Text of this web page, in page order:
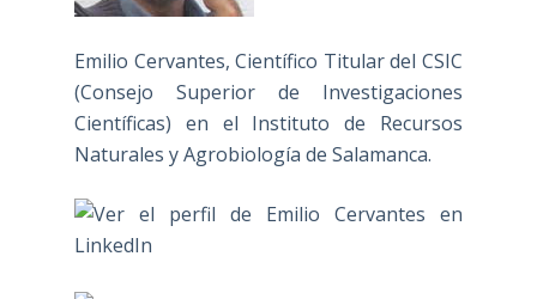
Emilio Cervantes, Científico Titular del CSIC
(Consejo Superior de Investigaciones
Científicas) en el Instituto de Recursos
Naturales y Agrobiología de Salamanca.